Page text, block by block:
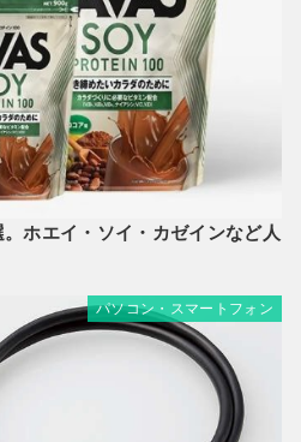
ホエイ・ソイ・カゼインなど人
パソコン・スマートフォン